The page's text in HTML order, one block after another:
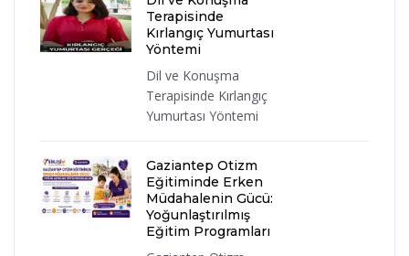
Terapisinde
Kırlangıç Yumurtası
Yöntemi
Dil ve Konuşma
Terapisinde Kırlangıç
Yumurtası Yöntemi
Gaziantep Otizm
Eğitiminde Erken
Müdahalenin Gücü:
Yoğunlaştırılmış
Eğitim Programları